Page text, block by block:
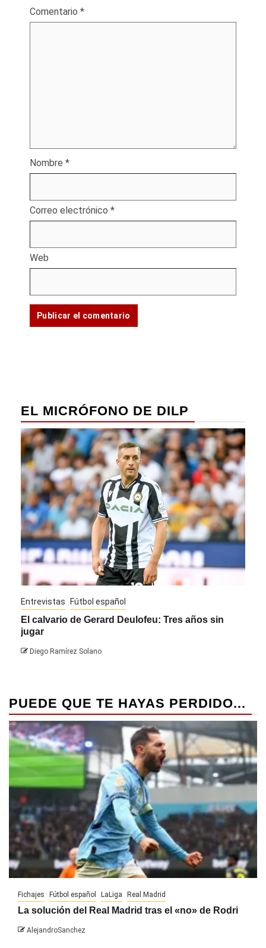
Comentario *
Nombre *
Correo electrónico *
Web
EL MICRÓFONO DE DILP
Entrevistas Fútbol español
El calvario de Gerard Deulofeu: Tres años sin
jugar
Diego Ramírez Solano
PUEDE QUE TE HAYAS PERDIDO...
Fichajes Fútbol español LaLiga Real Madrid
La solución del Real Madrid tras el «no» de Rodri
AlejandroSanchez